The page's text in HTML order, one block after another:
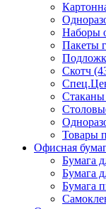
Наборы
Пакеты
Скотч
Товары
Офисная
Бумага
Бумага
Бумага